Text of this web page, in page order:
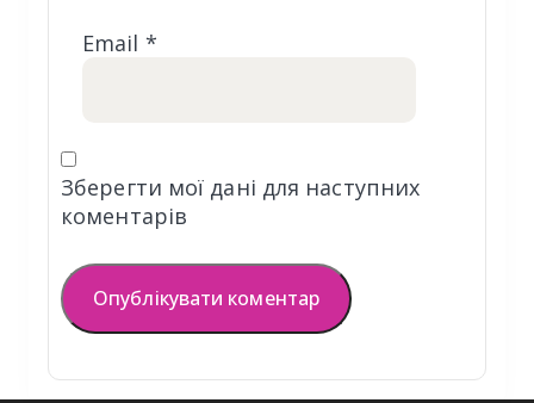
Email *
Зберегти мої дані для наступних
коментарів